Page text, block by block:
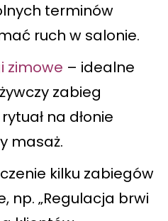
terminów
ruch w salonie.
zimowe – idealne
zabieg
na dłonie
masaż.
kilku zabiegów
np. „Regulacja brwi